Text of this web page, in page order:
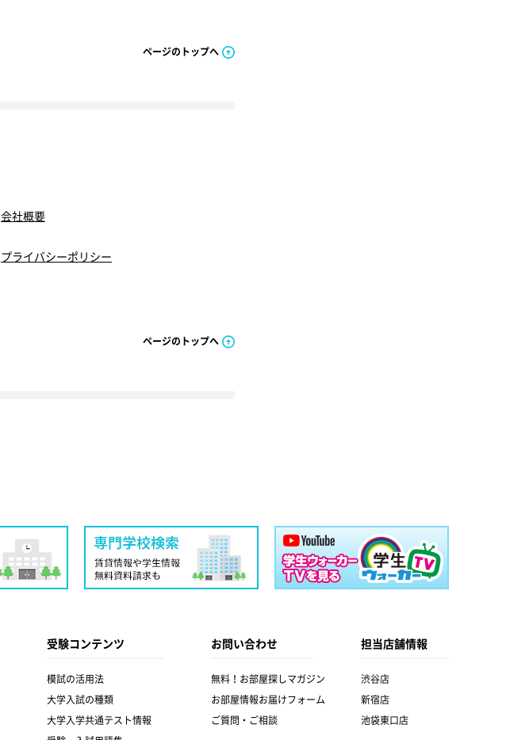
ページのトップへ
会社概要
プライバシーポリシー
ページのトップへ
受験コンテンツ
模試の活用法
大学入試の種類
大学入学共通テスト情報
お問い合わせ
無料！お部屋探しマガジン
お部屋情報お届けフォーム
ご質問・ご相談
担当店舗情報
渋谷店
新宿店
池袋東口店